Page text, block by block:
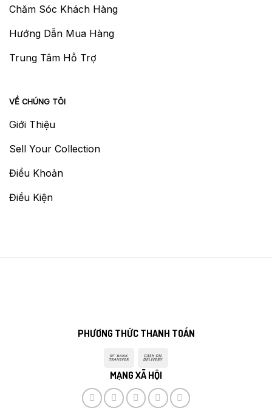
Chăm Sóc Khách Hàng
Hướng Dẫn Mua Hàng
Trung Tâm Hỗ Trợ
VỀ CHÚNG TÔI
Giới Thiệu
Sell Your Collection
Điều Khoản
Điều Kiện
PHƯƠNG THỨC THANH TOÁN
Bank
Transfer
Delivery
MẠNG XÃ HỘI